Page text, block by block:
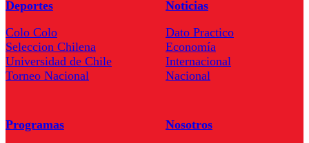
Deportes
Colo Colo
Seleccion Chilena
Universidad de Chile
Torneo Nacional
Noticias
Dato Practico
Economía
Internacional
Nacional
Programas
Nosotros